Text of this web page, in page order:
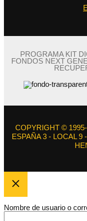
PROGRAMA KIT
FONDOS NEXT
COPYRIGHT ©
ESPAÑA 3 - LOCAL 9
Nombre de usuario o